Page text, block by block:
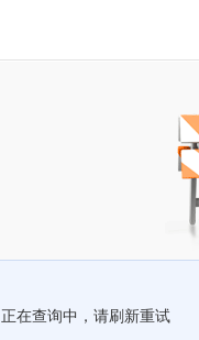
正在查询中，请刷新重试